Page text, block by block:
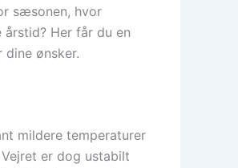
sæsonen, hvor
Her får du en
ønsker.
mildere temperaturer
er dog ustabilt